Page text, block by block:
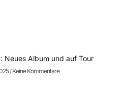
Neues Album und auf Tour
Keine Kommentare